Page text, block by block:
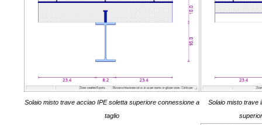
Solaio misto trave acciao IPE soletta superiore connessione a
taglio
Solaio misto trave